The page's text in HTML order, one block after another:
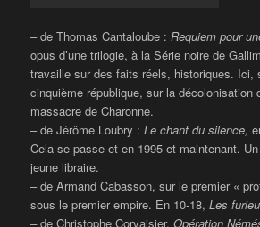
– de Thomas Cantaloube :Requiem pour
opus d’une trilogie, à la Série noire de
travaille sur des faits réels, historiques. Ici,
cinquième république, sur la décolonisation
massacre de Charonne.
– de Jérôme Loubry :Le chant du silence,
Cela se passe et en 1995 et maintenant.
jeune libraire.
– de Armand Cabasson, sur le premier «
sous le premier empire. En 10-18,Les
–de Christophe Corvaisier,Opération